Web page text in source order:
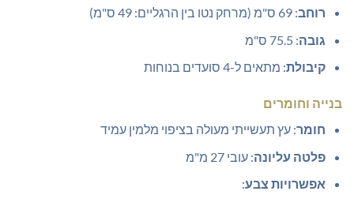
רוחב: 69 ס"מ (מרחק נטו בין הרגליים: 49 ס"מ)
גובה: 75.5 ס"מ
קיבולת: מתאים ל-4 סועדים בנוחות
בנייה וחומרים
חומר: עץ תעשייתי מעולה בציפוי מלמין עמיד
פלטה עליונה: עובי 27 מ"מ
אפשרויות צבע: